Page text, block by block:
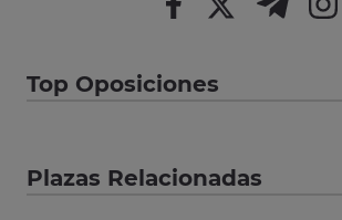
Top Oposiciones
Plazas Relacionadas